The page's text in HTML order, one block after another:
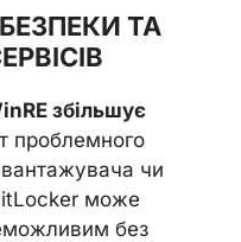
ТА
збільшує
проблемного
чи
може
без